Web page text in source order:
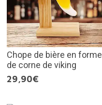
Chope de bière en forme
de corne de viking
29,90€